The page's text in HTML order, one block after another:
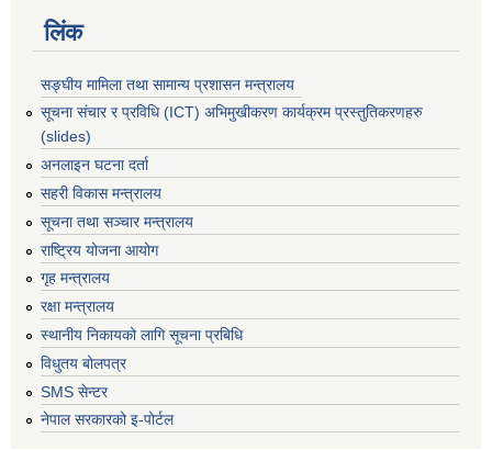
लिंक
सङ्घीय मामिला तथा सामान्य प्रशासन मन्त्रालय
सूचना संचार र प्रविधि (ICT) अभिमुखीकरण कार्यक्रम प्रस्तुतिकरणहरु
(slides)
अनलाइन घटना दर्ता
सहरी विकास मन्त्रालय
सूचना तथा सञ्चार मन्त्रालय
राष्ट्रिय योजना आयोग
गृह मन्त्रालय
रक्षा मन्त्रालय
स्थानीय निकायको लागि सूचना प्रबिधि
विधुतय बोलपत्र
SMS सेन्टर
नेपाल सरकारको इ-पोर्टल